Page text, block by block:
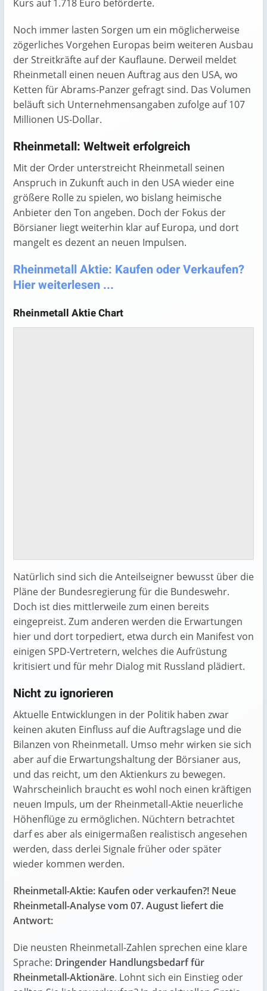
Kurs auf 1.718 Euro beförderte.
Noch immer lasten Sorgen um ein möglicherweise
zögerliches Vorgehen Europas beim weiteren Ausbau
der Streitkräfte auf der Kauflaune. Derweil meldet
Rheinmetall einen neuen Auftrag aus den USA, wo
Ketten für Abrams-Panzer gefragt sind. Das Volumen
beläuft sich Unternehmensangaben zufolge auf 107
Millionen US-Dollar.
Rheinmetall: Weltweit erfolgreich
Mit der Order unterstreicht Rheinmetall seinen
Anspruch in Zukunft auch in den USA wieder eine
größere Rolle zu spielen, wo bislang heimische
Anbieter den Ton angeben. Doch der Fokus der
Börsianer liegt weiterhin klar auf Europa, und dort
mangelt es dezent an neuen Impulsen.
Rheinmetall Aktie: Kaufen oder Verkaufen?
Hier weiterlesen ...
Rheinmetall Aktie Chart
Natürlich sind sich die Anteilseigner bewusst über die
Pläne der Bundesregierung für die Bundeswehr.
Doch ist dies mittlerweile zum einen bereits
eingepreist. Zum anderen werden die Erwartungen
hier und dort torpediert, etwa durch ein Manifest von
einigen SPD-Vertretern, welches die Aufrüstung
kritisiert und für mehr Dialog mit Russland plädiert.
Nicht zu ignorieren
Aktuelle Entwicklungen in der Politik haben zwar
keinen akuten Einfluss auf die Auftragslage und die
Bilanzen von Rheinmetall. Umso mehr wirken sie sich
aber auf die Erwartungshaltung der Börsianer aus,
und das reicht, um den Aktienkurs zu bewegen.
Wahrscheinlich braucht es wohl noch einen kräftigen
neuen Impuls, um der Rheinmetall-Aktie neuerliche
Höhenflüge zu ermöglichen. Nüchtern betrachtet
darf es aber als einigermaßen realistisch angesehen
werden, dass derlei Signale früher oder später
wieder kommen werden.
Rheinmetall-Aktie: Kaufen oder verkaufen?! Neue
Rheinmetall-Analyse vom 07. August liefert die
Antwort:
Die neusten Rheinmetall-Zahlen sprechen eine klare
Sprache: Dringender Handlungsbedarf für
Rheinmetall-Aktionäre. Lohnt sich ein Einstieg oder